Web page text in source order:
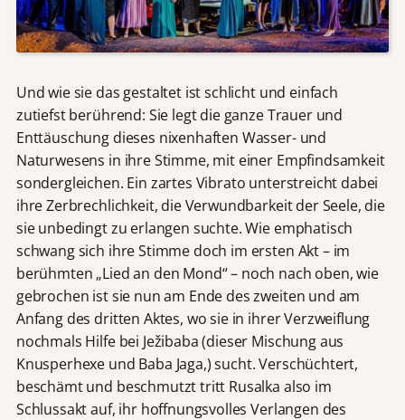
Und wie sie das gestaltet ist schlicht und einfach
zutiefst berührend: Sie legt die ganze Trauer und
Enttäuschung dieses nixenhaften Wasser- und
Naturwesens in ihre Stimme, mit einer Empfindsamkeit
sondergleichen. Ein zartes Vibrato unterstreicht dabei
ihre Zerbrechlichkeit, die Verwundbarkeit der Seele, die
sie unbedingt zu erlangen suchte. Wie emphatisch
schwang sich ihre Stimme doch im ersten Akt – im
berühmten „Lied an den Mond“ – noch nach oben, wie
gebrochen ist sie nun am Ende des zweiten und am
Anfang des dritten Aktes, wo sie in ihrer Verzweiflung
nochmals Hilfe bei Ježibaba (dieser Mischung aus
Knusperhexe und Baba Jaga,) sucht. Verschüchtert,
beschämt und beschmutzt tritt Rusalka also im
Schlussakt auf, ihr hoffnungsvolles Verlangen des